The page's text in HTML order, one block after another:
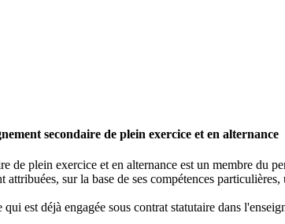
secondaire de plein exercice et en alternance
de plein exercice et en alternance est un membre du
sur la base de ses compétences
est déjà engagée sous contrat statutaire dans